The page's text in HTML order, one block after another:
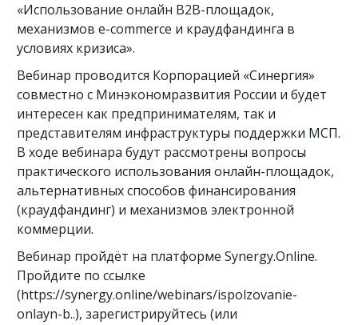
«Использование онлайн B2B-площадок,
механизмов e-commerce и краудфандинга в
условиях кризиса».
Вебинар проводится Корпорацией «Синергия»
совместно с Минэкономразвития России и будет
интересен как предпринимателям, так и
представителям инфраструктуры поддержки МСП.
В ходе вебинара будут рассмотрены вопросы
практического использования онлайн-площадок,
альтернативных способов финансирования
(краудфандинг) и механизмов электронной
коммерции.
Вебинар пройдёт на платформе Synergy.Online.
Пройдите по ссылке
(https://synergy.online/webinars/ispolzovanie-
onlayn-b..), зарегистрируйтесь (или